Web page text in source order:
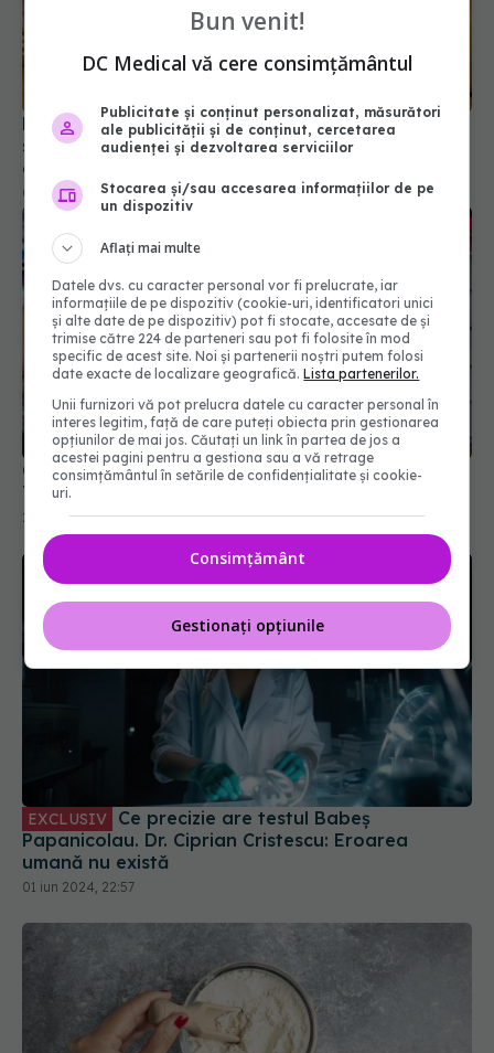
De ce crește numărul avorturilor spontane și a
sarcinelor extrauterine? Specialiștii spun că nu
este o întâmplare
08 iul 2026, 20:37
Ce tip de lenjerie intimă ar trebui să porți. Dr.
Tamara Sava: Oferă confort maxim
25 oct 2024, 22:24
EXCLUSIV
Papanicolau. Dr. Ciprian Cristescu: Eroarea
umană nu există
01 iun 2024, 22:57
Bun venit!
DC Medical vă cere consimțământul
Publicitate și conținut personalizat, măsurători
ale publicității și de conținut, cercetarea
audienței și dezvoltarea serviciilor
Stocarea și/sau accesarea informațiilor de pe
un dispozitiv
Aflați mai multe
Datele dvs. cu caracter personal vor fi prelucrate, iar
informațiile de pe dispozitiv (cookie-uri, identificatori unici
și alte date de pe dispozitiv) pot fi stocate, accesate de și
trimise către 224 de parteneri sau pot fi folosite în mod
specific de acest site. Noi și partenerii noștri putem folosi
date exacte de localizare geografică.Lista partenerilor.
Unii furnizori vă pot prelucra datele cu caracter personal în
interes legitim, față de care puteți obiecta prin gestionarea
opțiunilor de mai jos. Căutați un link în partea de jos a
acestei pagini pentru a gestiona sau a vă retrage
consimțământul în setările de confidențialitate și cookie-
uri.
Consimțământ
Gestionați opțiunile